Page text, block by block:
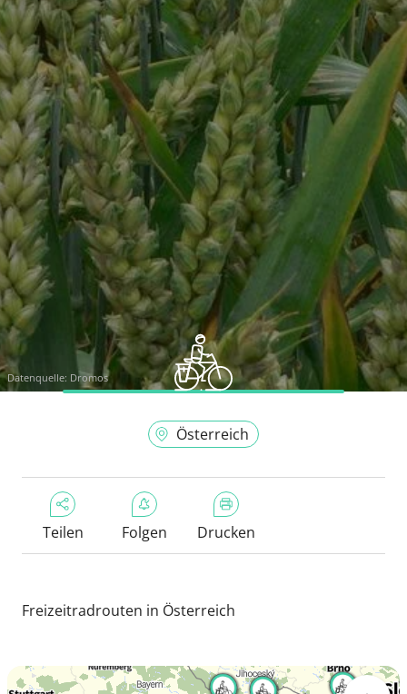
Datenquelle: Dromos
Österreich
Teilen Folgen Drucken
Freizeitradrouten in Österreich